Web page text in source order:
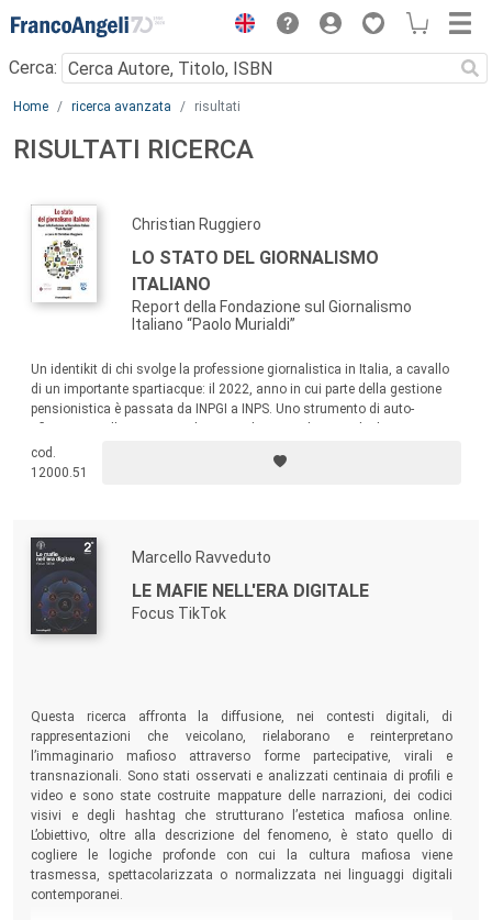
Menu
Cerca:
Main content
Home ricerca avanzata risultati
RISULTATI RICERCA
Christian Ruggiero
LO STATO DEL GIORNALISMO
ITALIANO
Report della Fondazione sul Giornalismo
Italiano “Paolo Murialdi”
Un identikit di chi svolge la professione giornalistica in Italia, a cavallo
di un importante spartiacque: il 2022, anno in cui parte della gestione
pensionistica è passata da INPGI a INPS. Uno strumento di auto-
rappresentano, chiama il sistema-Paese alle sue responsabilità e traccia
le linee di sviluppo della professione giornalistica in Italia.
cod.
12000.51
Marcello Ravveduto
LE MAFIE NELL'ERA DIGITALE
Focus TikTok
Questa ricerca affronta la diffusione, nei contesti digitali, di
rappresentazioni che veicolano, rielaborano e reinterpretano
l’immaginario mafioso attraverso forme partecipative, virali e
transnazionali. Sono stati osservati e analizzati centinaia di profili e
video e sono state costruite mappature delle narrazioni, dei codici
visivi e degli hashtag che strutturano l’estetica mafiosa online.
L’obiettivo, oltre alla descrizione del fenomeno, è stato quello di
cogliere le logiche profonde con cui la cultura mafiosa viene
trasmessa, spettacolarizzata o normalizzata nei linguaggi digitali
contemporanei.